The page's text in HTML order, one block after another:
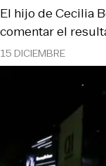
15 DICIEMBRE
El hijo de Cecilia
comentar el